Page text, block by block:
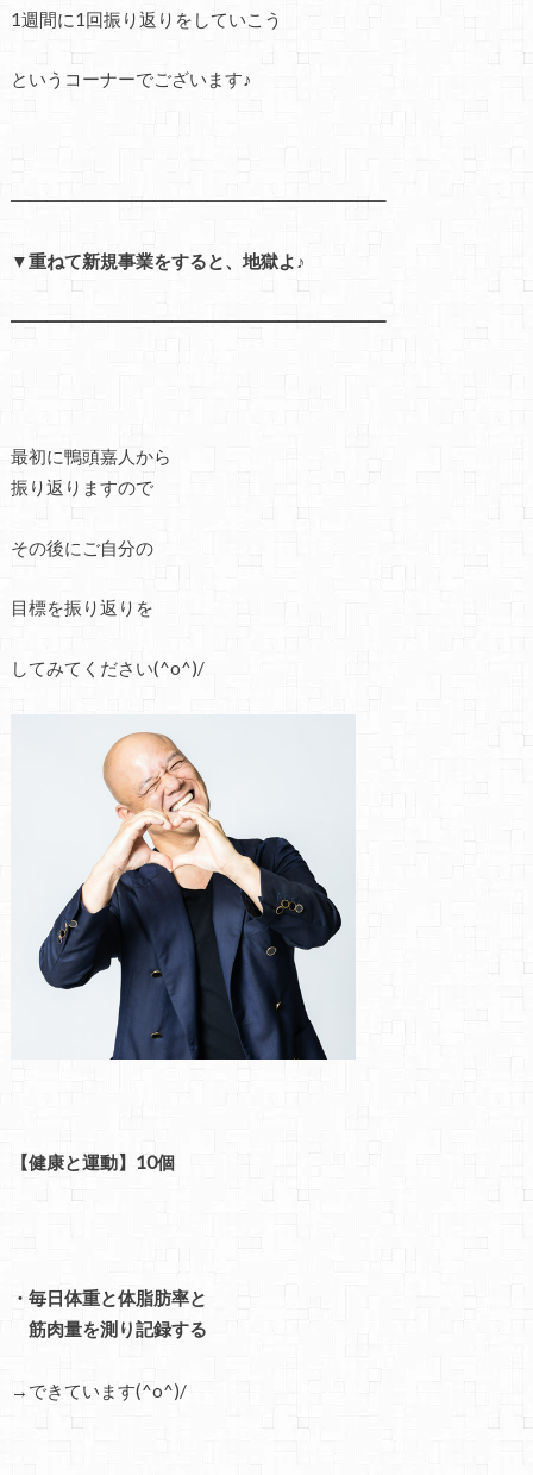
1週間に1回振り返りをしていこう
というコーナーでございます♪
━━━━━━━━━━━━━━━━━━━━━
▼重ねて新規事業をすると、地獄よ♪
━━━━━━━━━━━━━━━━━━━━━
最初に鴨頭嘉人から
振り返りますので
その後にご自分の
目標を振り返りを
してみてください(^o^)/
【健康と運動】10個
・毎日体重と体脂肪率と
筋肉量を測り記録する
→できています(^o^)/